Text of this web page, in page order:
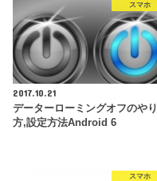
スマホ
2017.10.21
データーローミングオフのやり
方,設定方法Android 6
スマホ